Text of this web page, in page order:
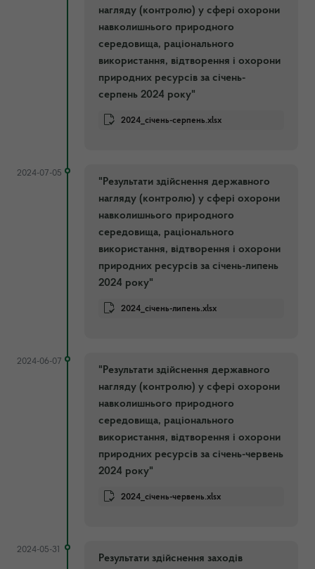
нагляду (контролю) у сфері охорони
навколишнього природного
середовища, раціонального
використання, відтворення і охорони
природних ресурсів за січень-
серпень 2024 року"
2024_січень-серпень.xlsx
2024-07-05
"Результати здійснення державного
нагляду (контролю) у сфері охорони
навколишнього природного
середовища, раціонального
використання, відтворення і охорони
природних ресурсів за січень-липень
2024 року"
2024_січень-липень.xlsx
2024-06-07
"Результати здійснення державного
нагляду (контролю) у сфері охорони
навколишнього природного
середовища, раціонального
використання, відтворення і охорони
природних ресурсів за січень-червень
2024 року"
2024_січень-червень.xlsx
2024-05-31
Результати здійснення заходів